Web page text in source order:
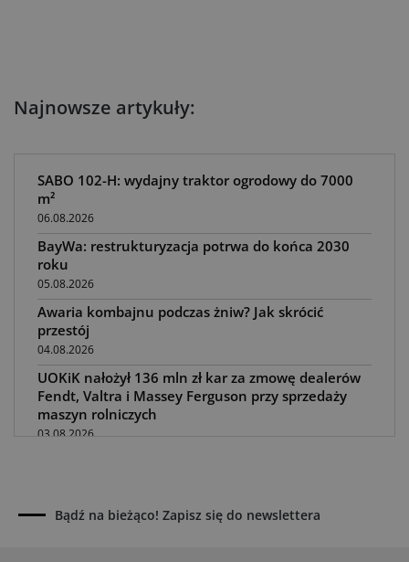
Najnowsze artykuły:
SABO 102-H: wydajny traktor ogrodowy do 7000
m²
06.08.2026
BayWa: restrukturyzacja potrwa do końca 2030
roku
05.08.2026
Awaria kombajnu podczas żniw? Jak skrócić
przestój
04.08.2026
UOKiK nałożył 136 mln zł kar za zmowę dealerów
Fendt, Valtra i Massey Ferguson przy sprzedaży
maszyn rolniczych
03.08.2026
Rzepak hybrydowy: sposób na wyższą rentowność
Bądź na bieżąco! Zapisz się do newslettera